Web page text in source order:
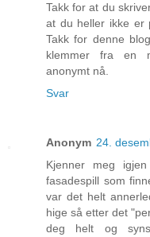
Takk for at du
at du heller ikke er
Takk for denne
klemmer fra en
anonymt nå.
Svar
Anonym 24.
Kjenner meg
fasadespill som
var det helt
hige så etter det
deg helt og